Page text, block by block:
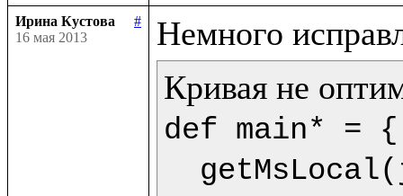
Ирина Кустова
#
16 мая 2013
def main* = {